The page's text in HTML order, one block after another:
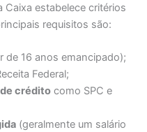
estabelece critérios
requisitos são:
de 16 anos emancipado);
Federal;
créditocomo SPC e
(geralmente um salário